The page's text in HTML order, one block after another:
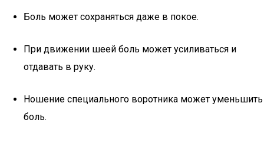
Боль может сохраняться даже в покое.
При движении шеей боль может усиливаться и
отдавать в руку.
Ношение специального воротника может уменьшить
боль.